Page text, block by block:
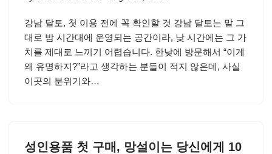
강남 달토, 첫 이용 전에 꼭 확인할 것 강남 달토는 말 그
대로 밤 시간대에 운영되는 공간이라, 낮 시간에는 그 가
치를 제대로 느끼기 어렵습니다. 한낮에 방문해서 “이게
왜 유명하지?”라고 생각하는 분들이 적지 않은데, 사실
이곳의 분위기와…
성인용품 첫 구매, 망설이는 당신에게 10